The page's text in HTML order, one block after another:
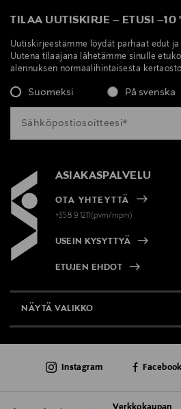
TILAA UUTISKIRJE – ETUSI –10
Uutiskirjeestämme löydät parhaat edut
Uutena tilaajana lähetämme sinulle
alennuksen normaalihintaisesta
Suomeksi På svenska
ASIAKASPALVELU
OTA YHTEYTTÄ
+358 9 1211(pvm/mpm)
USEIN KYSYTTYÄ
ETUJEN EHDOT
NÄYTÄ VALIKKO
AJANKOHTAISTA
Instagram Facebook